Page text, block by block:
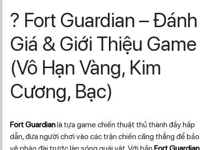
? Fort Guardian – Đánh
Giá & Giới Thiệu Game
(Vô Hạn Vàng, Kim
Cương, Bạc)
Fort Guardianlà tựa game chiến thuật thủ thành đầy hấp
dẫn, đưa người chơi vào các trận chiến căng thẳng để bảo